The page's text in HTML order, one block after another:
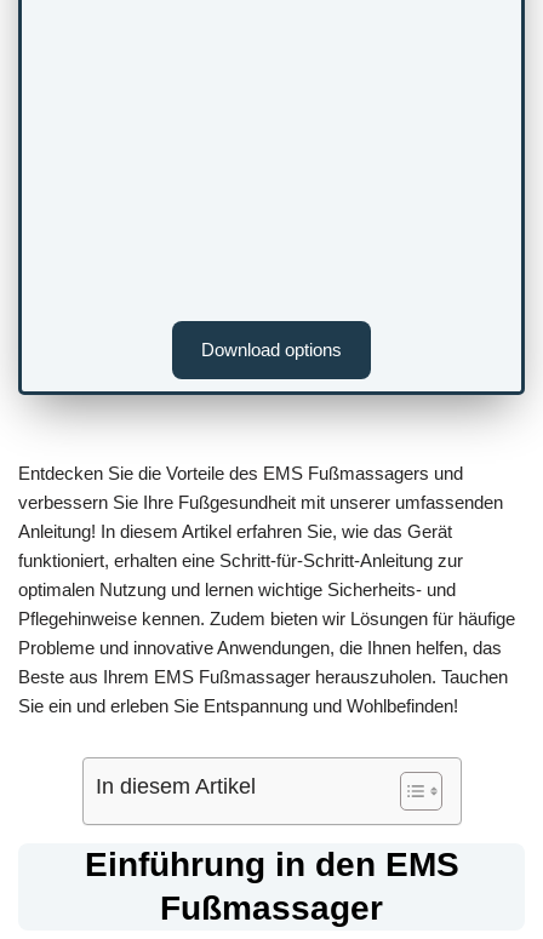
Download options
Entdecken Sie die Vorteile des EMS Fußmassagers und
verbessern Sie Ihre Fußgesundheit mit unserer umfassenden
Anleitung! In diesem Artikel erfahren Sie, wie das Gerät
funktioniert, erhalten eine Schritt-für-Schritt-Anleitung zur
optimalen Nutzung und lernen wichtige Sicherheits- und
Pflegehinweise kennen. Zudem bieten wir Lösungen für häufige
Probleme und innovative Anwendungen, die Ihnen helfen, das
Beste aus Ihrem EMS Fußmassager herauszuholen. Tauchen
Sie ein und erleben Sie Entspannung und Wohlbefinden!
In diesem Artikel
Einführung in den EMS
Fußmassager